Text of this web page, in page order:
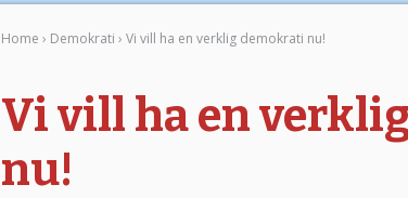
Home › Demokrati › Vi vill ha en verklig demokrati nu!
Vi vill ha en
nu!